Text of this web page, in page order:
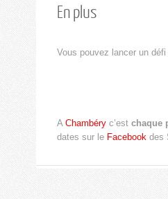
En plus
Vous pouvez lancer un
A Chambéry c’est chaque
dates sur le Facebook des